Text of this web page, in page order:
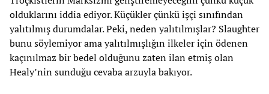
olduklarını iddia ediyor. Küçükler çünkü işçi sınıfından
yalıtılmış durumdalar. Peki, neden yalıtılmışlar? Slaughter
bunu söylemiyor ama yalıtılmışlığın ilkeler için ödenen
kaçınılmaz bir bedel olduğunu zaten ilan etmiş olan
Healy’nin sunduğu cevaba arzuyla bakıyor.